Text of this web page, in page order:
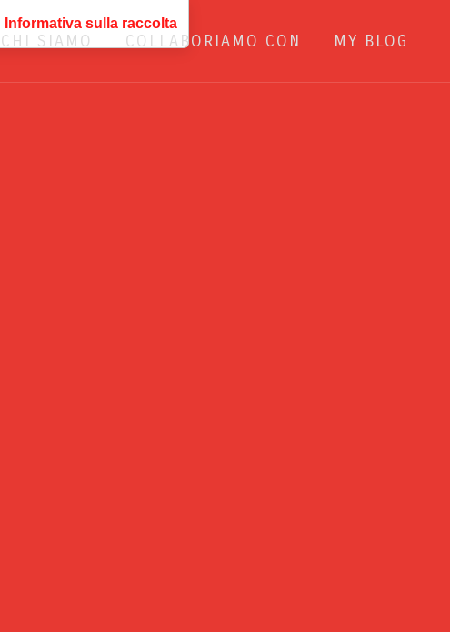
CHI SIAMO COLLABORIAMO CON MY BLOG
Informativa sulla raccolta